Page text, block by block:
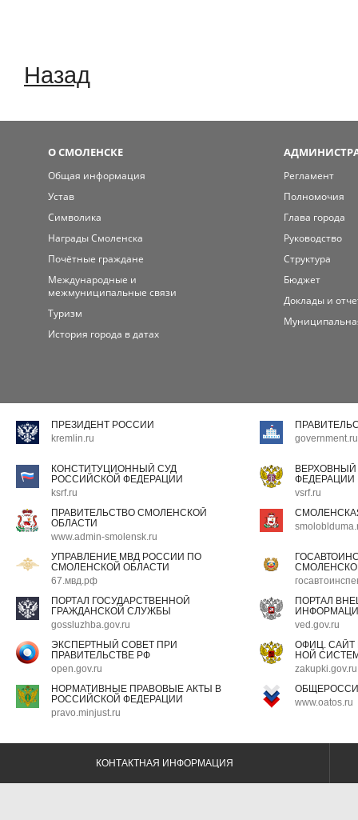
Назад
О СМОЛЕНСКЕ
Общая информация
Устав
Символика
Награды Смоленска
Почётные граждане
Международные и
межмуниципальные связи
Туризм
История города в датах
Регламент
Полномочия
Глава города
Руководство
Структура
Бюджет
Доклады и
ПРЕЗИДЕНТ РОССИИ
kremlin.ru
government.ru
КОНСТИТУЦИОННЫЙ СУД
РОССИЙСКОЙ ФЕДЕРАЦИИ
ksrf.ru
ФЕДЕРАЦИИ
vsrf.ru
ПРАВИТЕЛЬСТВО СМОЛЕНСКОЙ
ОБЛАСТИ
www.admin-smolensk.ru
УПРАВЛЕНИЕ МВД РОССИИ ПО
СМОЛЕНСКОЙ ОБЛАСТИ
67.мвд.рф
ПОРТАЛ ГОСУДАРСТВЕННОЙ
ГРАЖДАНСКОЙ СЛУЖБЫ
gossluzhba.gov.ru
ПОРТАЛ
ved.gov.ru
ЭКСПЕРТНЫЙ СОВЕТ ПРИ
ПРАВИТЕЛЬСТВЕ РФ
open.gov.ru
ОФИЦ.
НОЙ
zakupki.gov.ru
НОРМАТИВНЫЕ ПРАВОВЫЕ АКТЫ В
РОССИЙСКОЙ ФЕДЕРАЦИИ
pravo.minjust.ru
www.oatos.ru
КОНТАКТНАЯ ИНФОРМАЦИЯ